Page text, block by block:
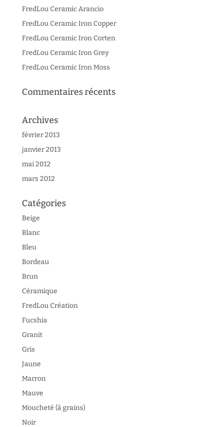
FredLou Ceramic Arancio
FredLou Ceramic Iron Copper
FredLou Ceramic Iron Corten
FredLou Ceramic Iron Grey
FredLou Ceramic Iron Moss
Commentaires récents
Archives
février 2013
janvier 2013
mai 2012
mars 2012
Catégories
Beige
Blanc
Bleu
Bordeau
Brun
Céramique
FredLou Création
Fucshia
Granit
Gris
Jaune
Marron
Mauve
Moucheté (à grains)
Noir